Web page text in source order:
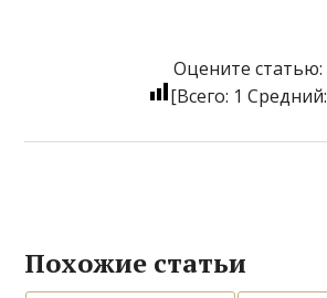
Оцените статью:
[Всего: 1 Средний:
Похожие статьи